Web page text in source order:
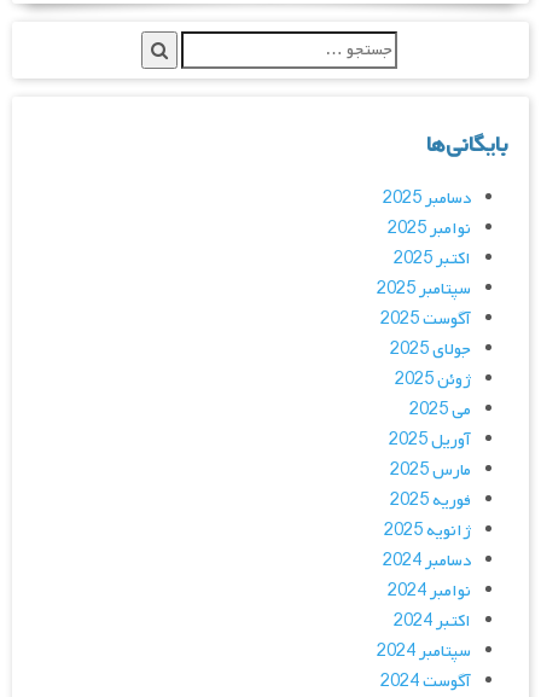
بایگانی‌ها
دسامبر 2025
نوامبر 2025
اکتبر 2025
سپتامبر 2025
آگوست 2025
جولای 2025
ژوئن 2025
می 2025
آوریل 2025
مارس 2025
فوریه 2025
ژانویه 2025
دسامبر 2024
نوامبر 2024
اکتبر 2024
سپتامبر 2024
آگوست 2024